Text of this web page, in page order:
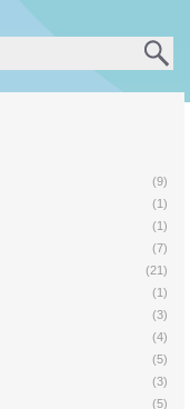
(9)
(1)
(1)
(7)
(21)
(1)
(3)
(4)
(5)
(3)
(5)